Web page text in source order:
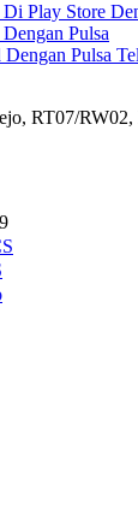
Play Store
Pulsa
Pulsa
RT07/